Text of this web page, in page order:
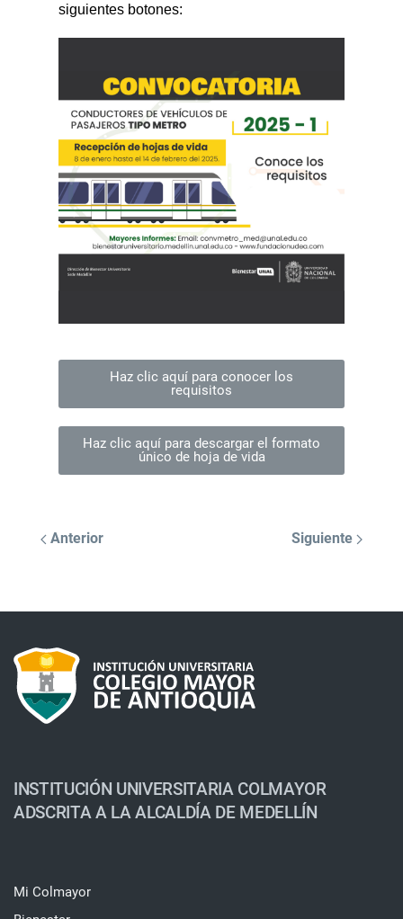
siguientes botones:
Haz clic aquí para conocer los
requisitos
Haz clic aquí para descargar el formato
único de hoja de vida
Anterior Siguiente
INSTITUCIÓN UNIVERSITARIA COLMAYOR
ADSCRITA A LA ALCALDÍA DE MEDELLÍN
Mi Colmayor